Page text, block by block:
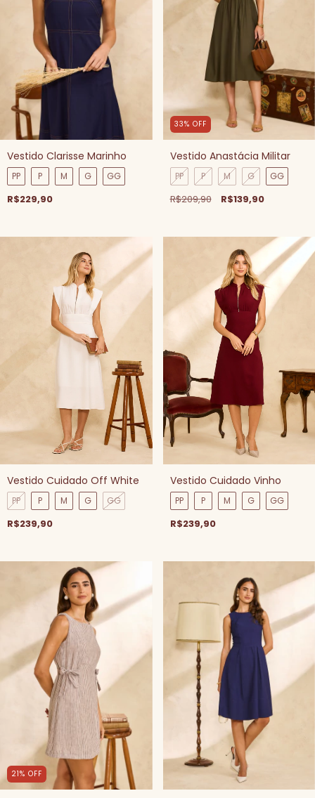
Vestido Clarisse Marinho
PP P M G GG
R$229,90
33% OFF
Vestido Anastácia Militar
PP P M G GG
R$209,90 R$139,90
Vestido Cuidado Off White
PP P M G GG
R$239,90
Vestido Cuidado Vinho
PP P M G GG
R$239,90
21% OFF